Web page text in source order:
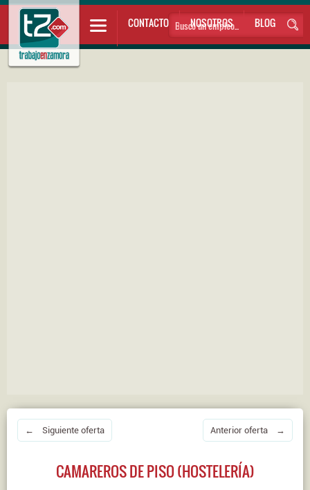
CONTACTO NOSOTROS BLOG
← Siguiente oferta Anterior oferta →
CAMAREROS DE PISO (HOSTELERÍA)